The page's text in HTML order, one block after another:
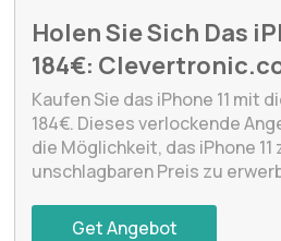
Holen Sie Sich Das
184€:
Kaufen Sie das iPhone 11 mit
184€. Dieses verlockende
die Möglichkeit, das iPhone 11
unschlagbaren Preis zu
Get Angebot